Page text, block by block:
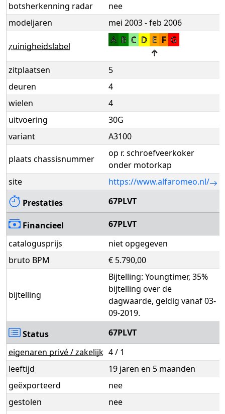
botsherkenning radar
nee
modeljaren
mei 2003 - feb 2006
zuinigheidslabel
A B C D E F G
↑
zitplaatsen
5
deuren
4
wielen
4
uitvoering
30G
variant
A3100
plaats chassisnummer
op r. schroefveerkoker
onder motorkap
site
https://www.alfaromeo.nl/
Prestaties
67PLVT
Financieel
67PLVT
catalogusprijs
niet opgegeven
bruto BPM
€ 5.790,00
bijtelling
Bijtelling: Youngtimer, 35%
bijtelling over de
dagwaarde, geldig vanaf 03-
09-2019.
Status
67PLVT
eigenaren privé / zakelijk 4 / 1
leeftijd
19 jaren en 5 maanden
geëxporteerd
nee
gestolen
nee